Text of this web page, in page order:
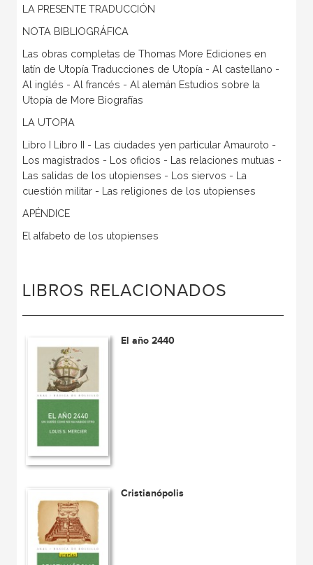
LA PRESENTE TRADUCCIÓN
NOTA BIBLIOGRÁFICA
Las obras completas de Thomas More Ediciones en
latín de Utopía Traducciones de Utopía - Al castellano -
Al inglés - Al francés - Al alemán Estudios sobre la
Utopía de More Biografías
LA UTOPIA
Libro I Libro II - Las ciudades yen particular Amauroto -
Los magistrados - Los oficios - Las relaciones mutuas -
Las salidas de los utopienses - Los siervos - La
cuestión militar - Las religiones de los utopienses
APÉNDICE
El alfabeto de los utopienses
LIBROS RELACIONADOS
El año 2440
Cristianópolis